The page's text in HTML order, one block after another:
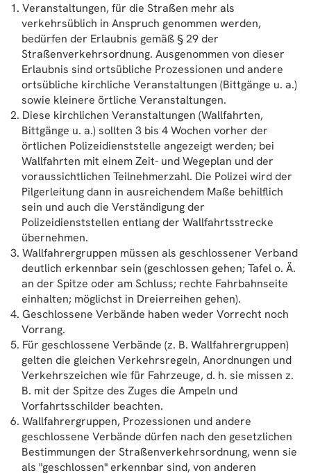
Veranstaltungen, für die Straßen mehr als
verkehrsüblich in Anspruch genommen werden,
bedürfen der Erlaubnis gemäß § 29 der
Straßenverkehrsordnung. Ausgenommen von dieser
Erlaubnis sind ortsübliche Prozessionen und andere
ortsübliche kirchliche Veranstaltungen (Bittgänge u. a.)
sowie kleinere örtliche Veranstaltungen.
Diese kirchlichen Veranstaltungen (Wallfahrten,
Bittgänge u. a.) sollten 3 bis 4 Wochen vorher der
örtlichen Polizeidienststelle angezeigt werden; bei
Wallfahrten mit einem Zeit- und Wegeplan und der
voraussichtlichen Teilnehmerzahl. Die Polizei wird der
Pilgerleitung dann in ausreichendem Maße behilflich
sein und auch die Verständigung der
Polizeidienststellen entlang der Wallfahrtsstrecke
übernehmen.
Wallfahrergruppen müssen als geschlossener Verband
deutlich erkennbar sein (geschlossen gehen; Tafel o. Ä.
an der Spitze oder am Schluss; rechte Fahrbahnseite
einhalten; möglichst in Dreierreihen gehen).
Geschlossene Verbände haben weder Vorrecht noch
Vorrang.
Für geschlossene Verbände (z. B. Wallfahrergruppen)
gelten die gleichen Verkehrsregeln, Anordnungen und
Verkehrszeichen wie für Fahrzeuge, d. h. sie missen z.
B. mit der Spitze des Zuges die Ampeln und
Vorfahrtsschilder beachten.
Wallfahrergruppen, Prozessionen und andere
geschlossene Verbände dürfen nach den gesetzlichen
Bestimmungen der Straßenverkehrsordnung, wenn sie
als "geschlossen" erkennbar sind, von anderen